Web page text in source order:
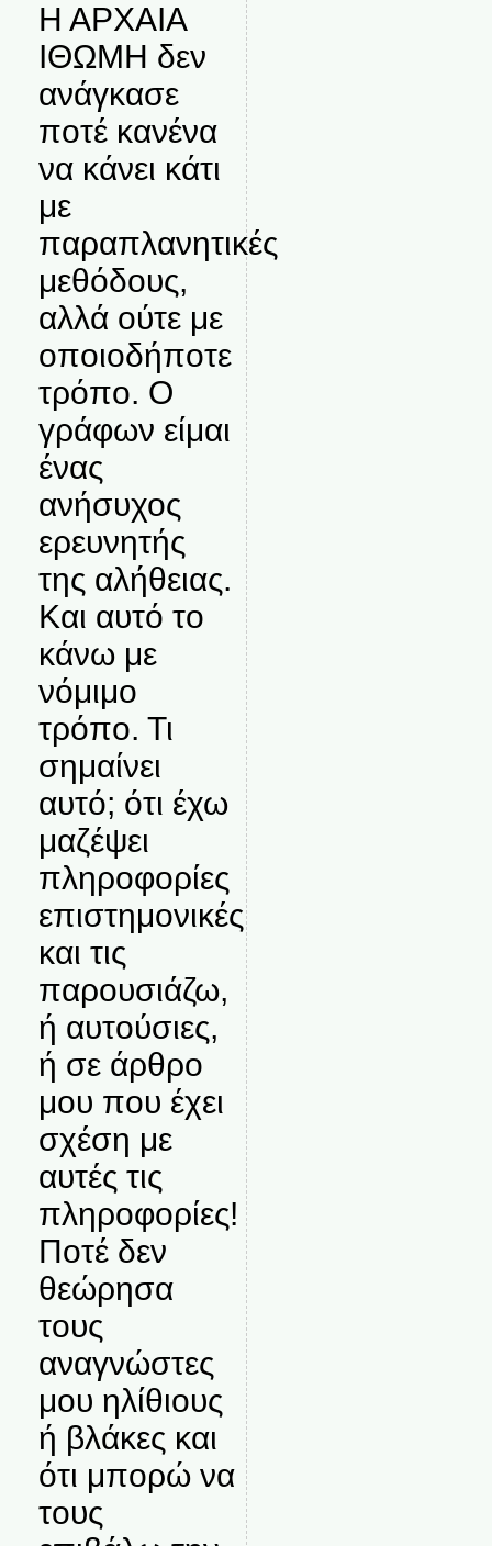
Η ΑΡΧΑΙΑ
ΙΘΩΜΗ δεν
ανάγκασε
ποτέ κανένα
να κάνει κάτι
με
παραπλανητικές
μεθόδους,
αλλά ούτε με
οποιοδήποτε
τρόπο. Ο
γράφων είμαι
ένας
ανήσυχος
ερευνητής
της αλήθειας.
Και αυτό το
κάνω με
νόμιμο
τρόπο. Τι
σημαίνει
αυτό; ότι έχω
μαζέψει
πληροφορίες
επιστημονικές
και τις
παρουσιάζω,
ή αυτούσιες,
ή σε άρθρο
μου που έχει
σχέση με
αυτές τις
πληροφορίες!
Ποτέ δεν
θεώρησα
τους
αναγνώστες
μου ηλίθιους
ή βλάκες και
ότι μπορώ να
τους